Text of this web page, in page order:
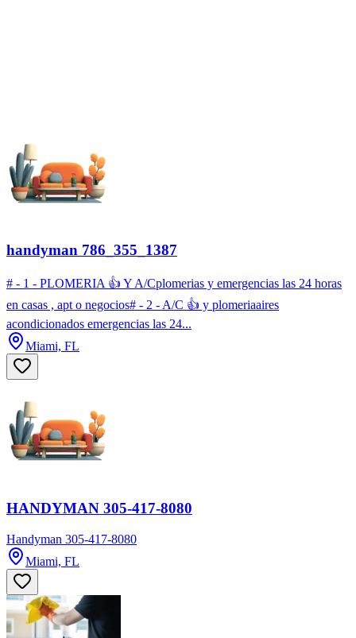
handyman 786_355_1387
# - 1 - PLOMERIA 👍 Y A/Cplomerias y emergencias las 24 horas
en casas , apt o negocios# - 2 - A/C 👍 y plomeriaaires
acondicionados emergencias las 24...
Miami, FL
HANDYMAN 305-417-8080
Handyman 305-417-8080
Miami, FL